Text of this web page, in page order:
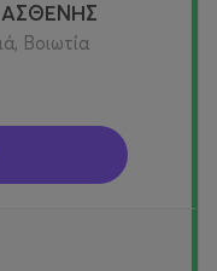
Βοιωτία